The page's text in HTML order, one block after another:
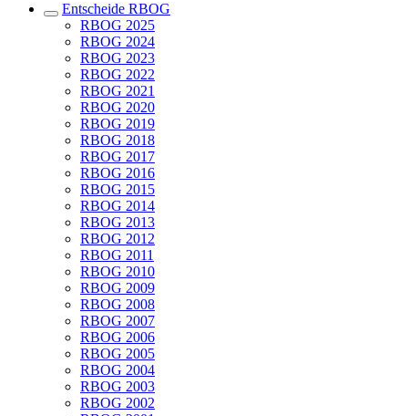
Entscheide RBOG
RBOG 2025
RBOG 2024
RBOG 2023
RBOG 2022
RBOG 2021
RBOG 2020
RBOG 2019
RBOG 2018
RBOG 2017
RBOG 2016
RBOG 2015
RBOG 2014
RBOG 2013
RBOG 2012
RBOG 2011
RBOG 2010
RBOG 2009
RBOG 2008
RBOG 2007
RBOG 2006
RBOG 2005
RBOG 2004
RBOG 2003
RBOG 2002